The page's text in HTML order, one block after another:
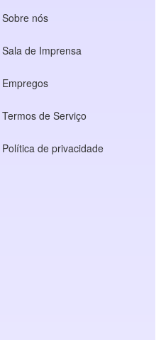
Sobre nós
Sala de Imprensa
Empregos
Termos de Serviço
Política de privacidade